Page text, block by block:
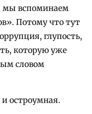
вспоминаем
Потому что тут
глупость,
которую уже
словом
остроумная.